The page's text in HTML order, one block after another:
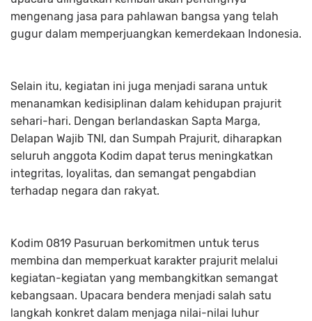
mengenang jasa para pahlawan bangsa yang telah
gugur dalam memperjuangkan kemerdekaan Indonesia.
Selain itu, kegiatan ini juga menjadi sarana untuk
menanamkan kedisiplinan dalam kehidupan prajurit
sehari-hari. Dengan berlandaskan Sapta Marga,
Delapan Wajib TNI, dan Sumpah Prajurit, diharapkan
seluruh anggota Kodim dapat terus meningkatkan
integritas, loyalitas, dan semangat pengabdian
terhadap negara dan rakyat.
Kodim 0819 Pasuruan berkomitmen untuk terus
membina dan memperkuat karakter prajurit melalui
kegiatan-kegiatan yang membangkitkan semangat
kebangsaan. Upacara bendera menjadi salah satu
langkah konkret dalam menjaga nilai-nilai luhur